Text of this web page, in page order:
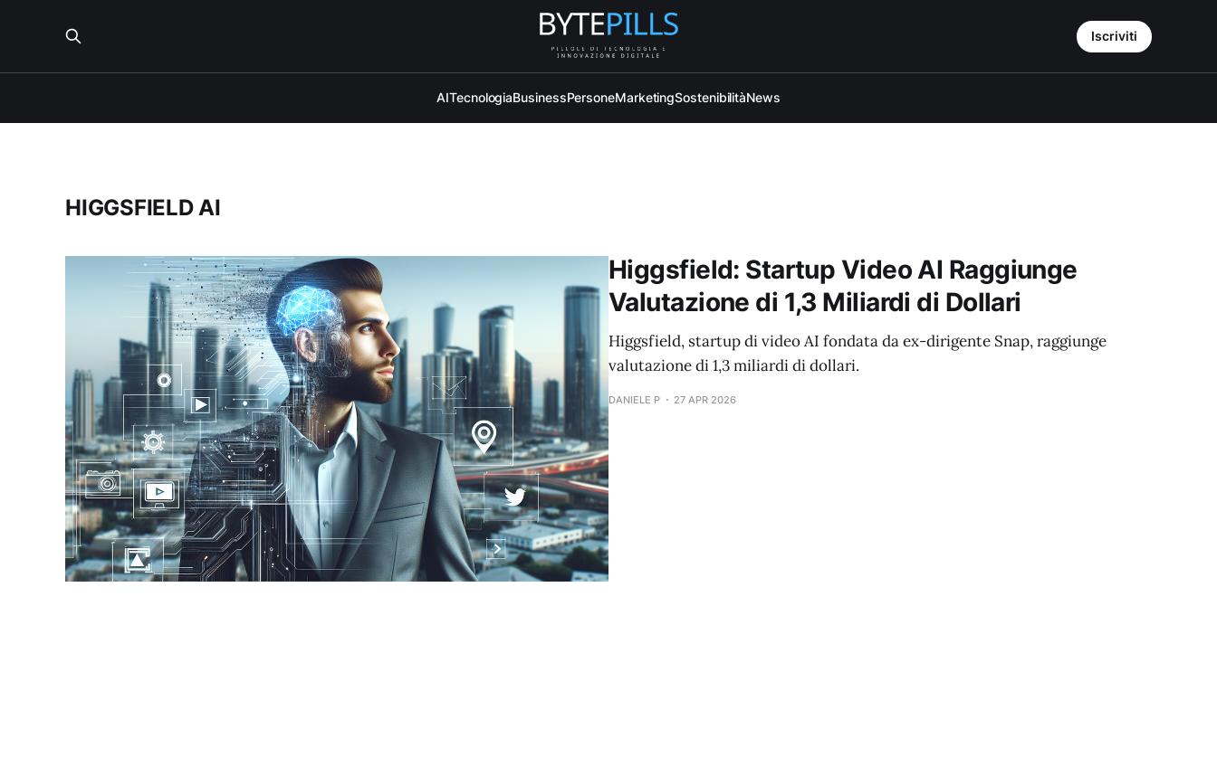
AITecnologiaBusinessPersoneMarketingSostenibilitàNews
Iscriviti
HIGGSFIELD AI
Higgsfield: Startup Video AI Raggiunge
Valutazione di 1,3 Miliardi di Dollari
Higgsfield, startup di video AI fondata da ex-dirigente Snap, raggiunge
valutazione di 1,3 miliardi di dollari.
DANIELE P 27 APR 2026